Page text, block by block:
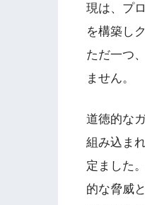
現は、プ
を構築し
ただ一つ
ません。
道徳的な
組み込ま
定ました
的な脅威